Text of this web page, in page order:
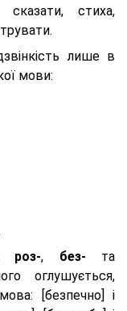
сказати, стиха,
лише в
мови:
роз-, без- та
оглушується,
[безпeчно] і